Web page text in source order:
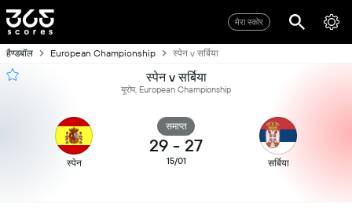
मेरा स्कोर
हैण्डबॉल European Championship स्पेन v सर्बिया
स्पेन v सर्बिया
यूरोप, European Championship
स्पेन
समाप्त
29 - 27
15/01 सर्बिया